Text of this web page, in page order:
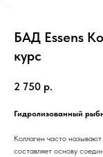
БАД Essens
курс
2 750 р.
Гидролизованный
Коллаген часто
составляет основу